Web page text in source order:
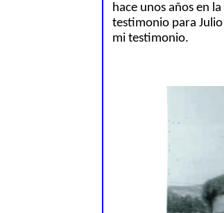
hace unos años en
testimonio para
mi testimonio.